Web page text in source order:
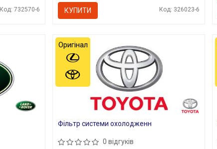
Код: 732570-6 КУПИТИ Код: 326023-6
Фільтр системи охолодженн
0 відгуків
Оригінал